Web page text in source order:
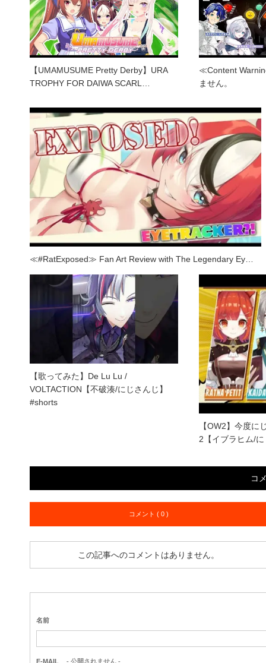
【UMAMUSUME Pretty Derby】URA
TROPHY FOR DAIWA SCARL…
≪Content
ません。
≪#RatExposed≫ Fan Art Review with The Legendary Ey…
【歌ってみた】De Lu Lu /
VOLTACTION【不破湊/にじさんじ】
#shorts
【OW2】今度に
2【イブラヒム/
コ
コメント ( 0 )
この記事へのコメントはありません。
名前
E-MAIL - 公開されません -